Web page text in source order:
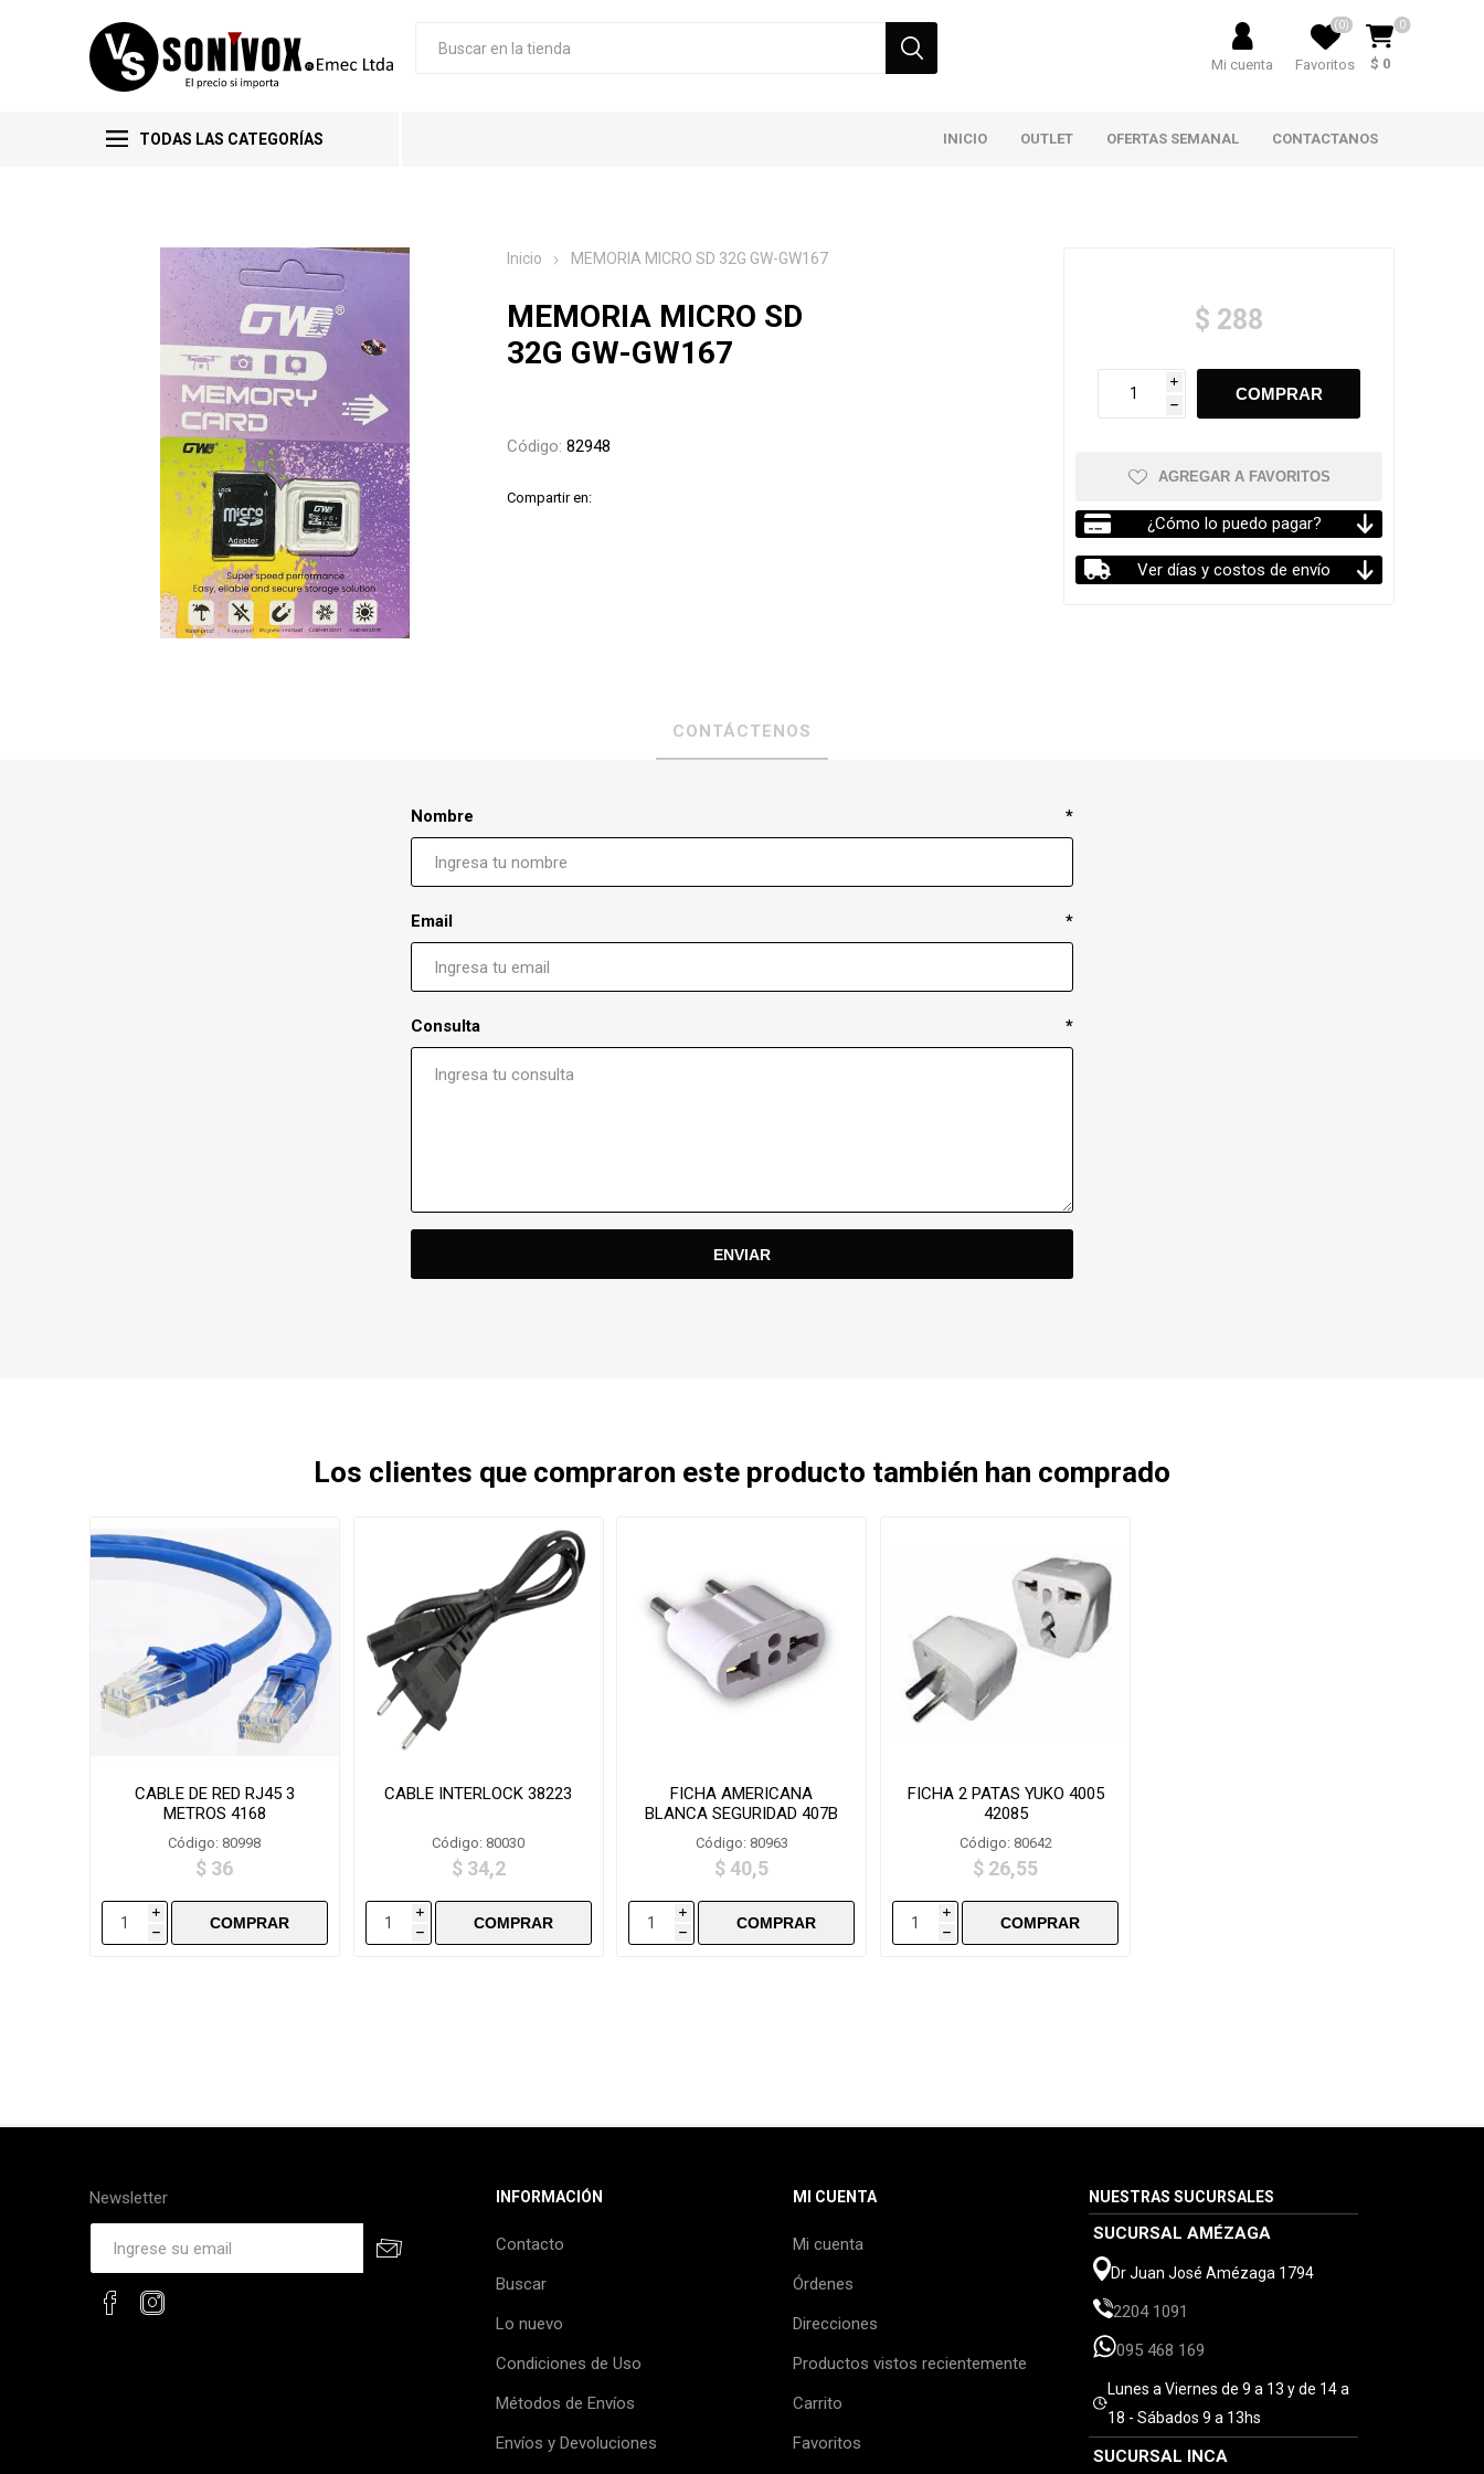
Mi cuenta Favoritos
(0) 0
$ 0
TODAS LAS CATEGORÍAS INICIO OUTLET OFERTAS SEMANAL CONTACTANOS
Inicio MEMORIA MICRO SD 32G GW-GW167
MEMORIA MICRO SD
32G GW-GW167
Código: 82948
Compartir en:
$ 288
i
h
AGREGAR A FAVORITOS
¿Cómo lo puedo pagar?
Ver días y costos de envío
CONTÁCTENOS
Nombre *
Email *
Consulta *
Los clientes que compraron este producto también han comprado
CABLE DE RED RJ45 3
METROS 4168
Código: 80998
$ 36
i
h
CABLE INTERLOCK 38223
Código: 80030
$ 34,2
i
h
FICHA AMERICANA
BLANCA SEGURIDAD 407B
Código: 80963
$ 40,5
i
h
FICHA 2 PATAS YUKO 4005
42085
Código: 80642
$ 26,55
i
h
Newsletter INFORMACIÓN
Contacto
Buscar
Lo nuevo
Condiciones de Uso
Métodos de Envíos
Envíos y Devoluciones
MI CUENTA
Mi cuenta
Órdenes
Direcciones
Productos vistos recientemente
Carrito
Favoritos
NUESTRAS SUCURSALES
SUCURSAL AMÉZAGA
Dr Juan José Amézaga 1794
2204 1091
095 468 169
Lunes a Viernes de 9 a 13 y de 14 a
18 - Sábados 9 a 13hs
SUCURSAL INCA